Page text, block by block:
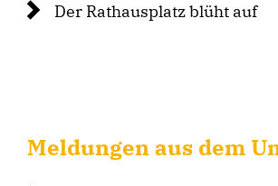
Der Rathausplatz blüht auf
Meldungen aus dem